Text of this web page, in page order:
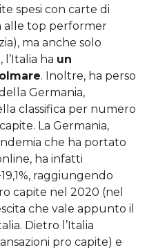
spesi con carte di
alle top performer
ma anche solo
ha un
. Inoltre, ha perso
Germania,
classifica per numero
La Germania,
che ha portato
ha infatti
raggiungendo
capite nel 2020 (nel
che vale appunto il
Dietro l’Italia
pro capite) e